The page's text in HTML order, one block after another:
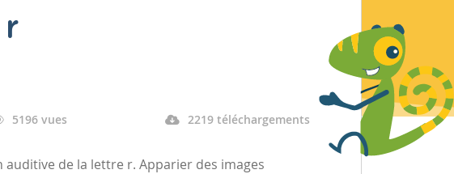
r
5196 vues 2219 téléchargements
de la lettre r. Apparier des images